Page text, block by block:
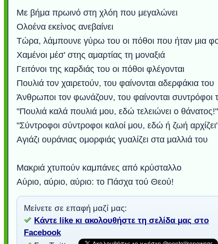
Με βήμα πρωινό στη χλόη που μεγαλώνει
Ολοένα εκείνος ανεβαίνει
Τώρα, λάμπουνε γύρω του οι πόθοι που ήταν μια
Χαμένοι μέσ' στης αμαρτίας τη μοναξιά
Γειτόνοι της καρδιάς του οι πόθοι φλέγονται
Πουλιά τον χαιρετούν, του φαίνονται αδερφάκια του
Άνθρωποι τον φωνάζουν, του φαίνονται συντρόφοι
"Πουλιά καλά πουλιά μου, εδώ τελειώνει ο θάνατος!"
"Σύντροφοι σύντροφοι καλοί μου, εδώ ή ζωή
Αγιάζι ουράνιας ομορφιάς γυαλίζει στα μαλλιά του
Μακριά χτυπούν καμπάνες από κρύσταλλο
Αύριο, αύριο, αύριο: το Πάσχα τού Θεού!
Μείνετε σε επαφή μαζί μας:
Κάντε like κι ακολουθήστε τη σελίδα μας στο
Facebook